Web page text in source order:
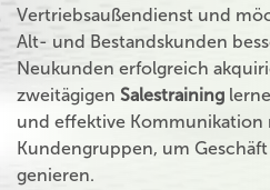
Vertriebsaußendienst und
Alt- und Bestandskunden
Neukunden erfolgreich
zweitägigen Salestraining
und effektive Kommunikation
Kundengruppen, um
genieren.